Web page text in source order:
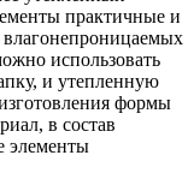
практичные и
влагонепроницаемых
использовать
и утепленную
формы
в состав
элементы